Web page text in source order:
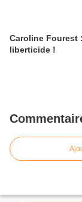
Caroline Fourest
liberticide !